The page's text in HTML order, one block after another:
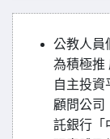
公教人員
為積極推
自主投資
顧問公司
託銀行「